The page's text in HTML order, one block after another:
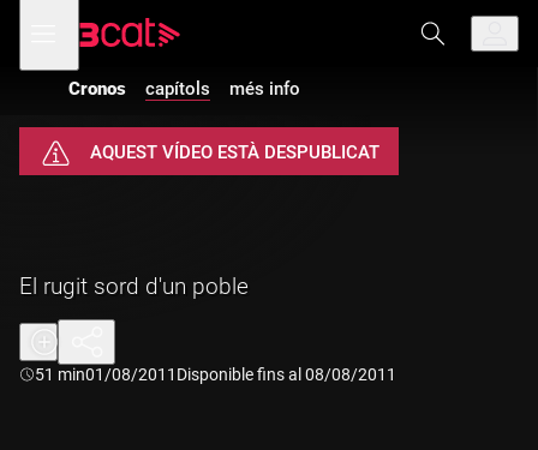
navegació
principal
menú
de
Cronos capítols més info
AQUEST VÍDEO ESTÀ DESPUBLICAT
El rugit sord d'un poble
Durada:
51 min01/08/2011 Disponible fins al 08/08/2011